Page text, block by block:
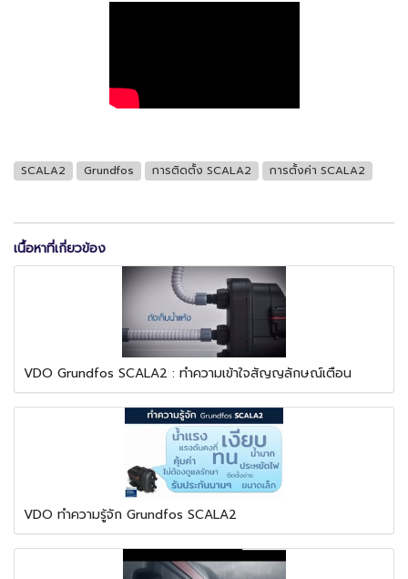
SCALA2 Grundfos การติดตั้ง SCALA2 การตั้งค่า SCALA2
เนื้อหาที่เกี่ยวข้อง
VDO Grundfos SCALA2 : ทำความเข้าใจสัญญลักษณ์เตือน
VDO ทำความรู้จัก Grundfos SCALA2